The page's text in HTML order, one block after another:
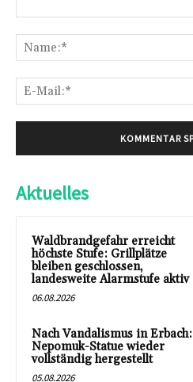
Aktuelles
Waldbrandgefahr erreicht
höchste Stufe: Grillplätze
bleiben geschlossen,
landesweite Alarmstufe aktiv
06.08.2026
Nach Vandalismus in Erbach:
Nepomuk-Statue wieder
vollständig hergestellt
05.08.2026